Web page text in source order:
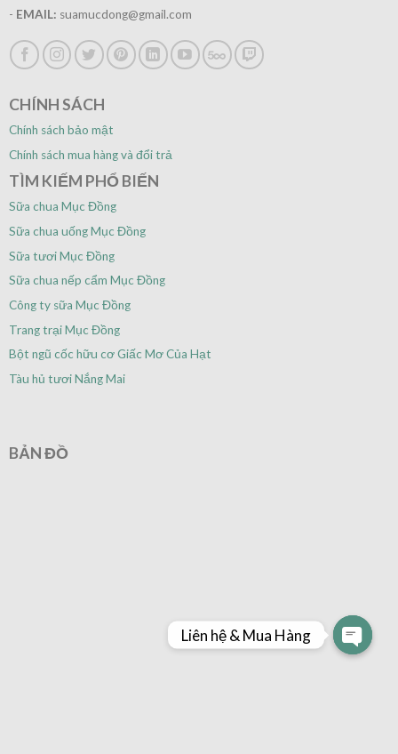
- EMAIL: suamucdong@gmail.com
CHÍNH SÁCH
Chính sách bảo mật
Chính sách mua hàng và đổi trả
TÌM KIẾM PHỔ BIẾN
Sữa chua Mục Đồng
Sữa chua uống Mục Đồng
Sữa tươi Mục Đồng
Sữa chua nếp cẩm Mục Đồng
Công ty sữa Mục Đồng
Trang trại Mục Đồng
Bột ngũ cốc hữu cơ Giấc Mơ Của Hạt
Tàu hủ tươi Nắng Mai
BẢN ĐỒ
Liên hệ & Mua Hàng